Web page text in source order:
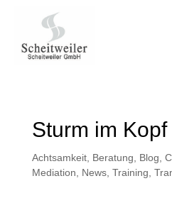
Sturm im Kopf
Achtsamkeit, Beratung Blog
Mediation
News, Training